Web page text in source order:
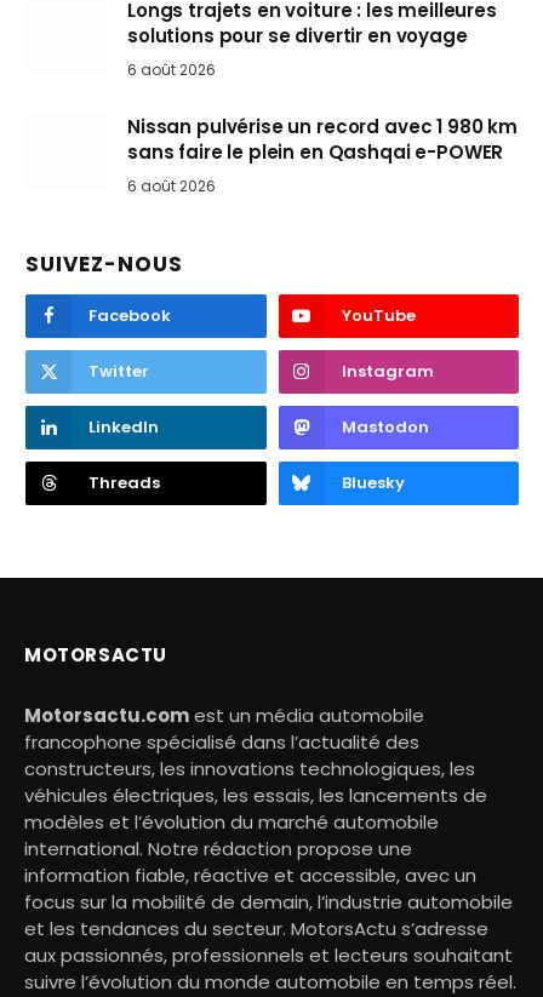
Longs trajets en voiture : les meilleures
solutions pour se divertir en voyage
6 août 2026
Nissan pulvérise un record avec 1 980 km
sans faire le plein en Qashqai e-POWER
6 août 2026
SUIVEZ-NOUS
Facebook YouTube
Twitter Instagram
LinkedIn Mastodon
Threads Bluesky
MOTORSACTU
Motorsactu.comest un média automobile
francophone spécialisé dans l’actualité des
constructeurs, les innovations technologiques, les
véhicules électriques, les essais, les lancements de
modèles et l’évolution du marché automobile
international. Notre rédaction propose une
information fiable, réactive et accessible, avec un
focus sur la mobilité de demain, l’industrie automobile
et les tendances du secteur. MotorsActu s’adresse
aux passionnés, professionnels et lecteurs souhaitant
suivre l’évolution du monde automobile en temps réel.